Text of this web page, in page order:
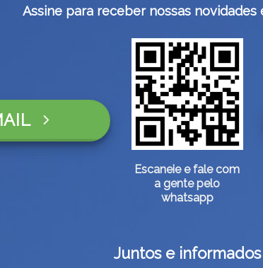
Assine para receber nossas novidades
Escaneie e fale com
a gente pelo
whatsapp
Juntos e informados